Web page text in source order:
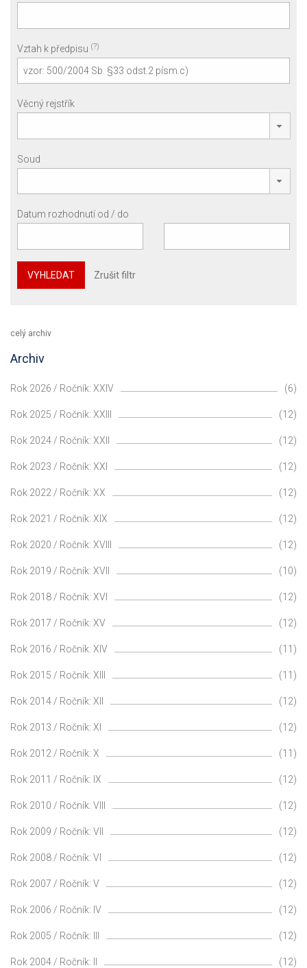
Vztah k předpisu (?)
Věcný rejstřík
Soud
Datum rozhodnutí od / do
VYHLEDAT Zrušit filtr
celý archiv
Archiv
Rok 2026 / Ročník: XXIV (6)
Rok 2025 / Ročník: XXIII (12)
Rok 2024 / Ročník: XXII (12)
Rok 2023 / Ročník: XXI (12)
Rok 2022 / Ročník: XX (12)
Rok 2021 / Ročník: XIX (12)
Rok 2020 / Ročník: XVIII (12)
Rok 2019 / Ročník: XVII (10)
Rok 2018 / Ročník: XVI (12)
Rok 2017 / Ročník: XV (12)
Rok 2016 / Ročník: XIV (11)
Rok 2015 / Ročník: XIII (11)
Rok 2014 / Ročník: XII (12)
Rok 2013 / Ročník: XI (12)
Rok 2012 / Ročník: X (11)
Rok 2011 / Ročník: IX (12)
Rok 2010 / Ročník: VIII (12)
Rok 2009 / Ročník: VII (12)
Rok 2008 / Ročník: VI (12)
Rok 2007 / Ročník: V (12)
Rok 2006 / Ročník: IV (12)
Rok 2005 / Ročník: III (12)
Rok 2004 / Ročník: II (12)